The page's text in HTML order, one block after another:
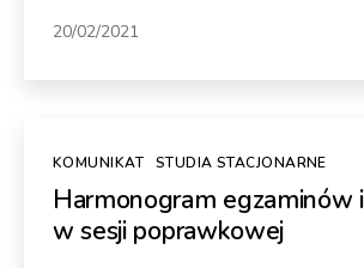
20/02/2021
Kategorie
KOMUNIKAT STUDIA STACJONARNE
Harmonogram egzaminów
w sesji poprawkowej